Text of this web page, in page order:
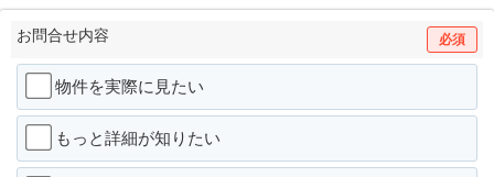
お問合せ内容 必須
物件を実際に見たい
もっと詳細が知りたい